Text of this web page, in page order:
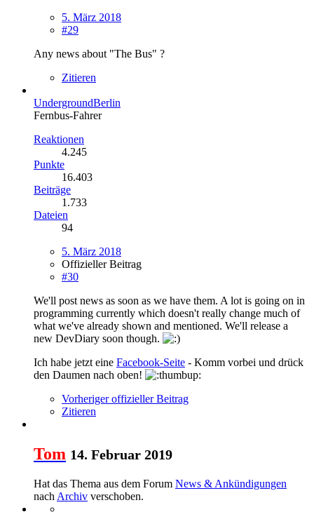
5. März 2018
#29
Any news about "The Bus" ?
Zitieren
UndergroundBerlin
Fernbus-Fahrer
Reaktionen
4.245
Punkte
16.403
Beiträge
1.733
Dateien
94
5. März 2018
Offizieller Beitrag
#30
We'll post news as soon as we have them. A lot is going on in
programming currently which doesn't really change much of
what we've already shown and mentioned. We'll release a
new DevDiary soon though.
Ich habe jetzt eine Facebook-Seite - Komm vorbei und drück
den Daumen nach oben!
Vorheriger offizieller Beitrag
Zitieren
Tom 14. Februar 2019
Hat das Thema aus dem Forum News & Ankündigungen
nach Archiv verschoben.